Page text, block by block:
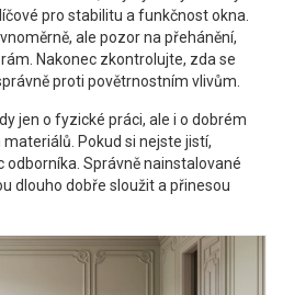
pro stabilitu a funkčnost okna.
ale pozor na přehánění,
Nakonec zkontrolujte, zda se
proti povětrnostním vlivům.
jen o fyzické práci, ale i o dobrém
Pokud si nejste jistí,
Správně nainstalované
dlouho dobře sloužit a přinesou